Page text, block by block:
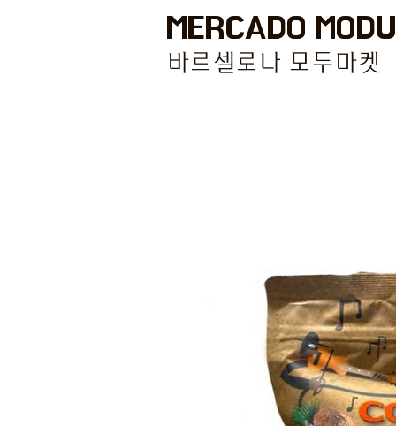
MERCADO MODU
바르셀로나 모두마켓